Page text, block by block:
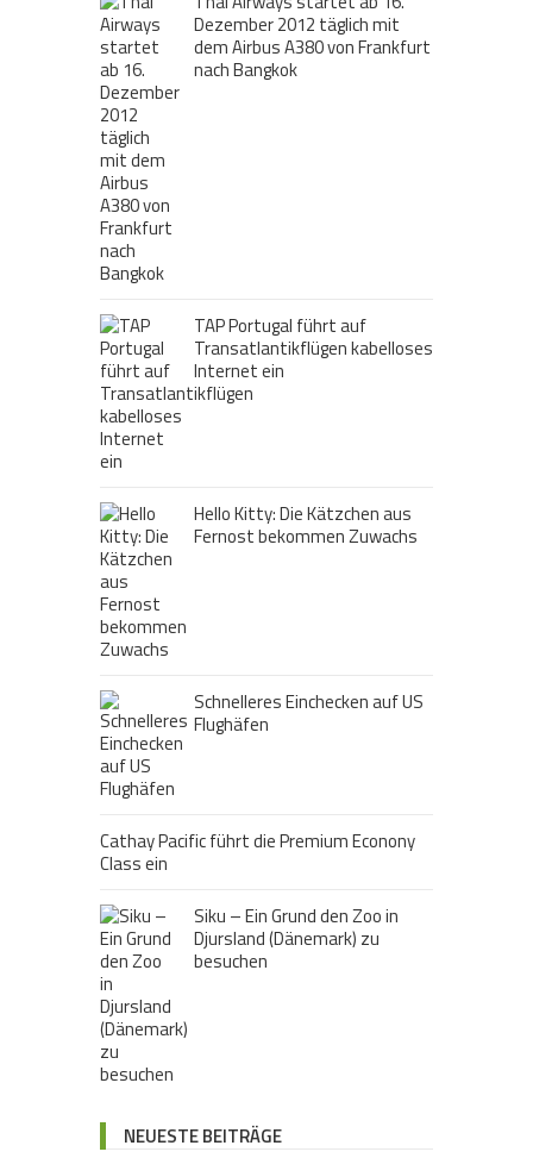
Dezember 2012 täglich mit
dem Airbus A380 von Frankfurt
nach Bangkok
TAP Portugal führt auf
Transatlantikflügen kabelloses
Internet ein
Hello Kitty: Die Kätzchen aus
Fernost bekommen Zuwachs
Schnelleres Einchecken auf US
Flughäfen
Cathay Pacific führt die Premium Econony
Class ein
Siku – Ein Grund den Zoo in
Djursland (Dänemark) zu
besuchen
NEUESTE BEITRÄGE